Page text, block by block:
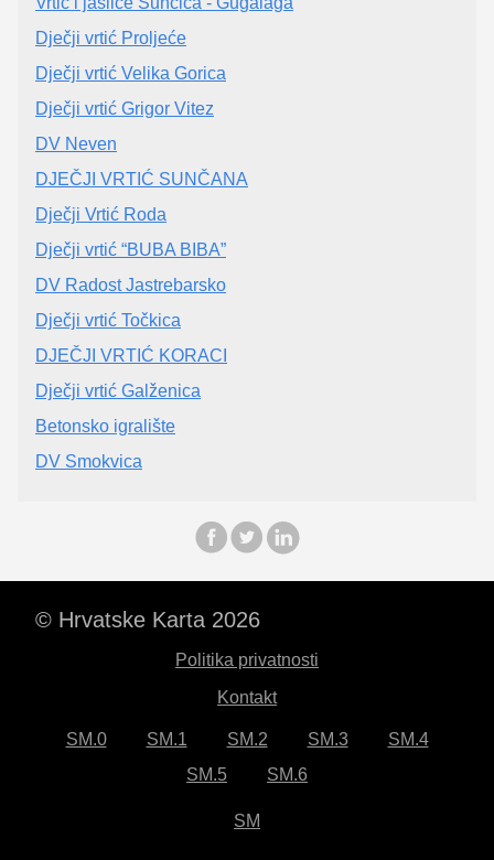
Dječji vrtić Proljeće
Dječji vrtić Velika Gorica
Dječji vrtić Grigor Vitez
DV Neven
DJEČJI VRTIĆ SUNČANA
Dječji Vrtić Roda
Dječji vrtić “BUBA BIBA”
DV Radost Jastrebarsko
Dječji vrtić Točkica
DJEČJI VRTIĆ KORACI
Dječji vrtić Galženica
Betonsko igralište
DV Smokvica
© Hrvatske Karta 2026
Politika privatnosti
Kontakt
SM.0 SM.1 SM.2 SM.3
SM.4
SM.5
SM.6
SM